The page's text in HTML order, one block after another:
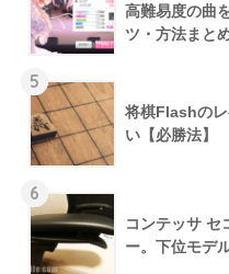
高難易度の曲
ツ・方法まと
5
将棋Flashの
い【必勝法】
6
コンテッサ セ
ー。下位モデ